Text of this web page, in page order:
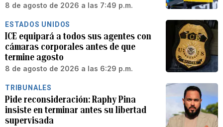
8 de agosto de 2026 a las 7:49 p.m.
ESTADOS UNIDOS
ICE equipará a todos sus agentes con
cámaras corporales antes de que
termine agosto
8 de agosto de 2026 a las 6:29 p.m.
TRIBUNALES
Pide reconsideración: Raphy Pina
insiste en terminar antes su libertad
supervisada